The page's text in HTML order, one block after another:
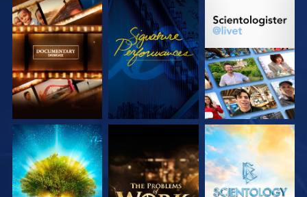
UTFORSK SERIEN SE UTFORSK SERIEN
UTFORSK SERIEN UTFORSK SERIEN UTFORSK SERIEN